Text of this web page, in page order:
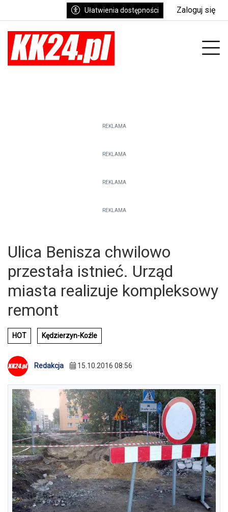
Ułatwienia dostępności Zaloguj się
REKLAMA
REKLAMA
REKLAMA
REKLAMA
Ulica Benisza chwilowo
przestała istnieć. Urząd
miasta realizuje kompleksowy
remont
HOT Kędzierzyn-Koźle
Redakcja 15.10.2016 08:56